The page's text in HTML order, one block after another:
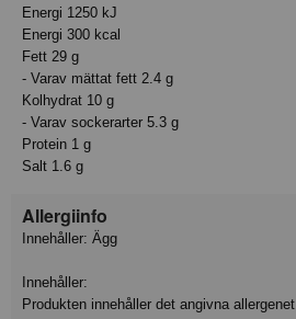
Energi 1250 kJ
Energi 300 kcal
Fett 29 g
- Varav mättat fett 2.4 g
Kolhydrat 10 g
- Varav sockerarter 5.3 g
Protein 1 g
Salt 1.6 g
Allergiinfo
Innehåller: Ägg
Innehåller:
Produkten innehåller det angivna allergenet.